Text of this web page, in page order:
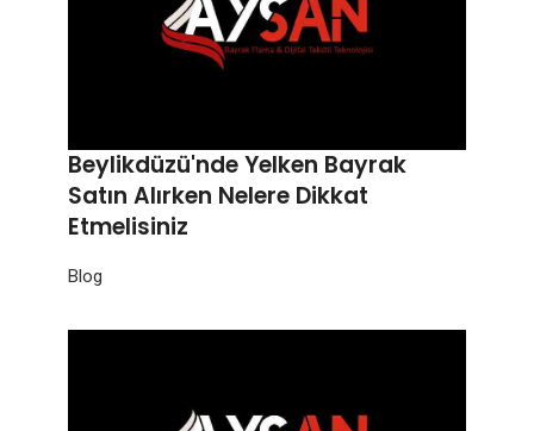
Beylikdüzü'nde Yelken Bayrak
Satın Alırken Nelere Dikkat
Etmelisiniz
Blog